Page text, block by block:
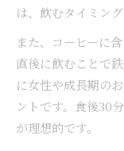
は、飲むタイミン
また、コーヒーに
直後に飲むことで
に女性や成長期の
ントです。食後30
が理想的です。